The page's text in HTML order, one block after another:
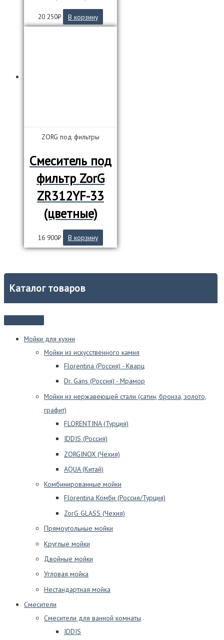
Каталог товаров
Мойки для кухни
Мойки из искусственного камня
Florentina (Россия) - Кварц
Dr. Gans (Россия) - Мрамор
Мойки из нержавеющей стали (сатин, бронза, золото,
графит)
FLORENTINA (Турция)
IDDIS (Россия)
ZORGINOX (Чехия)
AQUA (Китай)
Комбинированные мойки
Florentina Комби (Россия/Турция)
ZorG GLASS (Чехия)
Прямоугольные мойки
Круглые мойки
Двойные мойки
Угловая мойка
Нестандартная мойка
Смесители
Смесители для ванной комнаты
IDDIS
20 250₽ В корзину
ZORG под фильтры
Смеситель под
фильтр ZorG
ZR312YF-33
(цветные)
16 900₽ В корзину